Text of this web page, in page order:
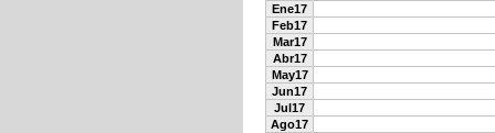
Ene17
Feb17
Mar17
Abr17
May17
Jun17
Jul17
Ago17